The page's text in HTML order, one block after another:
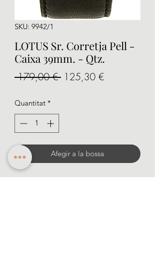
SKU: 9942/1
LOTUS Sr. Corretja Pell -
Caixa 39mm. - Qtz.
179,00 € Preu
125,30 €Preu
Quantitat *
Afegir a la bossa